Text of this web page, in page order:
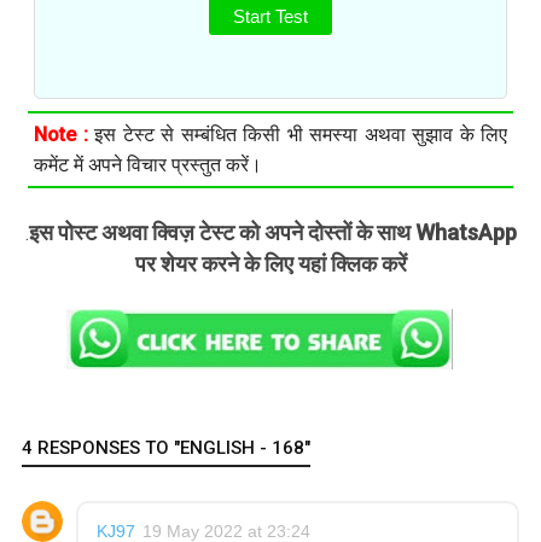
Start Test
Note :इस टेस्ट से सम्बंधित किसी भी समस्या अथवा सुझाव के लिए
कमेंट में अपने विचार प्रस्तुत करें।
.इस पोस्ट अथवा क्विज़ टेस्ट को अपने दोस्तों के साथ WhatsApp
पर शेयर करने के लिए यहां क्लिक करें
4 RESPONSES TO "ENGLISH - 168"
KJ97 19 May 2022 at 23:24